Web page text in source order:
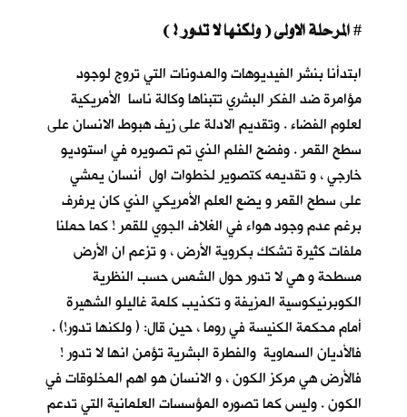
#
ابتدأنا بنشر الفيديوهات والمدونات التي تروج لوجود
مؤامرة ضد الفكر البشري تتبناها وكالة ناسا الأمريكية
لعلوم الفضاء . وتقديم الادلة على زيف هبوط الانسان على
سطح القمر . وفضح الفلم الذي تم تصويره في استوديو
خارجي ، و تقديمه كتصوير لخطوات اول أنسان يمشي
على سطح القمر و يضع العلم الأمريكي الذي كان يرفرف
برغم عدم وجود هواء في الغلاف الجوي للقمر ! كما حملنا
ملفات كثيرة تشكك بكروية الأرض ، و تزعم ان الأرض
مسطحة و هي لا تدور حول الشمس حسب النظرية
الكوبرنيكوسية المزيفة و تكذيب كلمة غاليلو الشهيرة
أمام محكمة الكنيسة في روما ، حين قال: ( ولكنها تدور!) .
فالأديان السماوية والفطرة البشرية تؤمن انها لا تدور !
فالأرض هي مركز الكون ، و الانسان هو اهم المخلوقات في
الكون . وليس كما تصوره المؤسسات العلمانية التي تدعم